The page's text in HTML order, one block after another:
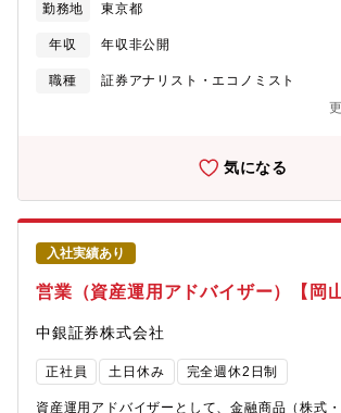
■同行はチームで仕事を進めることも多いですが
権を与え、個々が強みを持つ組織を作ることを
す。そのため、高収益体制を実現することがで
は平均年齢が低く、平均年収が高くなっており
スキルを持った社員が活躍しております。新卒
勤務地 東京都
年収 年収非公開
職種
証券アナリスト・エコノミスト
気になる
入社実績あり
営業（資産運用アドバイザー）【岡
中銀証券株式会社
正社員 土日休み 完全週休2日制
資産運用アドバイザーとして、金融商品（株式